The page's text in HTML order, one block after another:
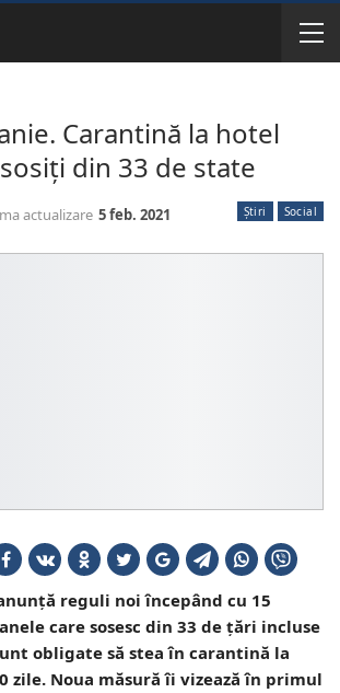
Carantină la hotel
din 33 de state
Știri Social
actualizare 5 feb. 2021
reguli noi începând cu 15
care sosesc din 33 de țări incluse
obligate să stea în carantină la
zile. Noua măsură îi vizează în primul